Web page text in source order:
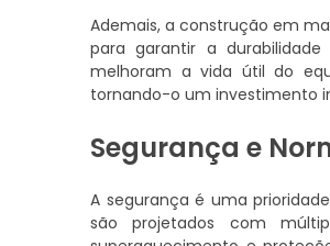
Ademais, a construção em
para garantir a
melhoram a vida útil do
tornando-o um investimento
Segurança e
A segurança é uma
são projetados com